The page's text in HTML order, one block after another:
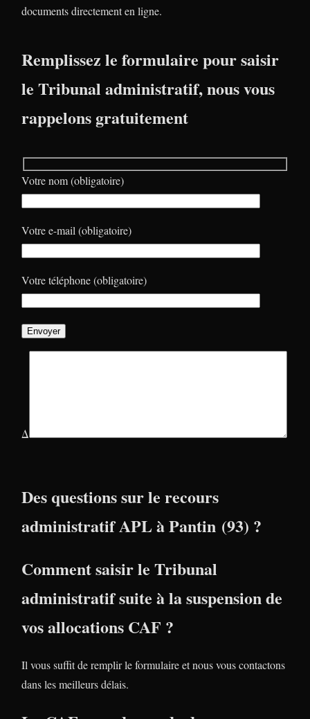
documents directement en ligne.
Remplissez le formulaire pour saisir
le Tribunal administratif, nous vous
rappelons gratuitement
Votre nom (obligatoire)
Votre e-mail (obligatoire)
Votre téléphone (obligatoire)
Δ
Des questions sur le recours
administratif APL à Pantin (93) ?
Comment saisir le Tribunal
administratif suite à la suspension de
vos allocations CAF ?
Il vous suffit de remplir le formulaire et nous vous contactons
dans les meilleurs délais.